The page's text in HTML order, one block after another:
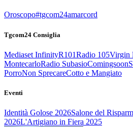
Oroscopo#tgcom24amarcord
Tgcom24 Consiglia
Mediaset InfinityR101Radio 105Virgin
MontecarloRadio SubasioComingsoon
PorroNon SprecareCotto e Mangiato
Eventi
Identità Golose 2026Salone del
2026L'Artigiano in Fiera 2025